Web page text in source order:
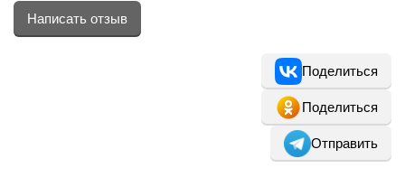
Написать отзыв
Поделиться
Поделиться
Отправить